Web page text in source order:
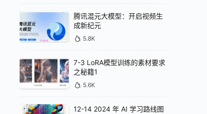
腾讯混元大模型：开启视频生
成新纪元
5.8K
7-3 LoRA模型训练的素材要求
之秘籍1
5.6K
12-14 2024 年 AI 学习路线图